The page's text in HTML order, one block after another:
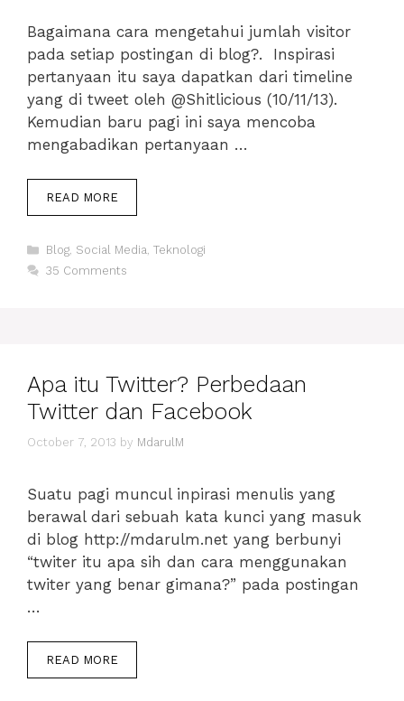
Bagaimana cara mengetahui jumlah visitor
pada setiap postingan di blog?. Inspirasi
pertanyaan itu saya dapatkan dari timeline
yang di tweet oleh @Shitlicious (10/11/13).
Kemudian baru pagi ini saya mencoba
mengabadikan pertanyaan …
READ MORE
MENGETAHUI
VISITOR
TIAP
Categories
Blog, Social Media, Teknologi
35 Comments
Apa itu Twitter? Perbedaan
Twitter dan Facebook
October 7, 2013 by MdarulM
Suatu pagi muncul inpirasi menulis yang
berawal dari sebuah kata kunci yang masuk
di blog http://mdarulm.net yang berbunyi
“twiter itu apa sih dan cara menggunakan
twiter yang benar gimana?” pada postingan
…
READ MORE
ITU